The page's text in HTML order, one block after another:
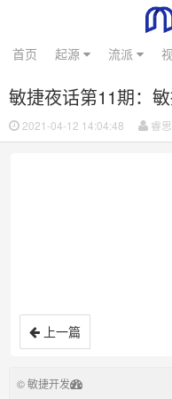
首页 起源 流派
敏捷夜话第11期：
2021-04-12 14:04:48 睿
上一篇
© 敏捷开发